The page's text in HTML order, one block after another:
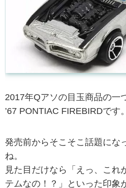
2017年Qアソの目玉商品の一
’67 PONTIAC FIREBIRDです。
発売前からそこそこ話題にな
ね。
見た目だけなら「えっ、これ
テムなの！？」といった印象